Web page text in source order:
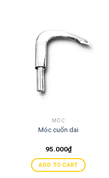
MÓC
Móc cuốn dai
95.000₫
ADD TO CART